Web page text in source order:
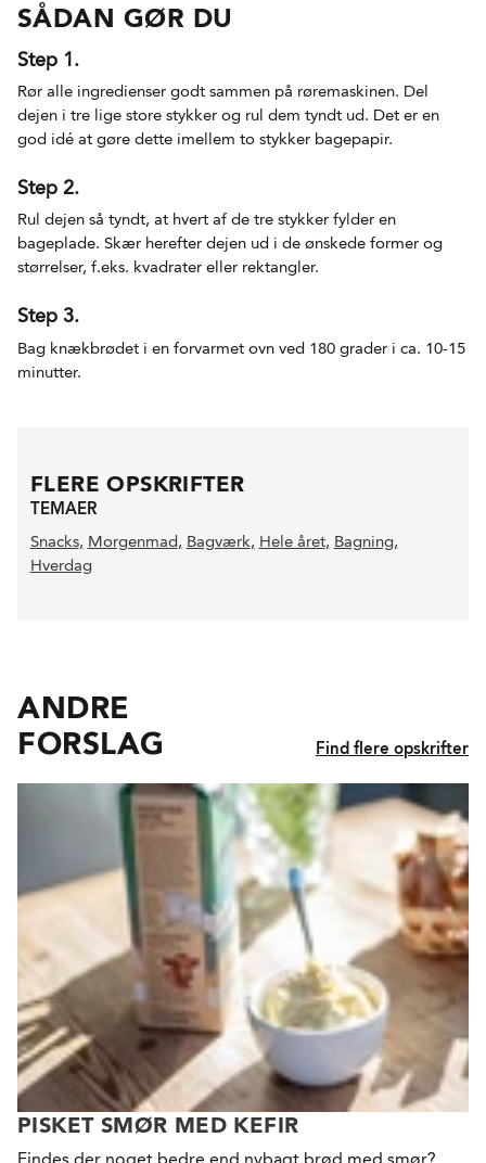
SÅDAN GØR DU
Step 1.
Rør alle ingredienser godt sammen på røremaskinen. Del
dejen i tre lige store stykker og rul dem tyndt ud. Det er en
god idé at gøre dette imellem to stykker bagepapir.
Step 2.
Rul dejen så tyndt, at hvert af de tre stykker fylder en
bageplade. Skær herefter dejen ud i de ønskede former og
størrelser, f.eks. kvadrater eller rektangler.
Step 3.
Bag knækbrødet i en forvarmet ovn ved 180 grader i ca. 10-15
minutter.
FLERE OPSKRIFTER
TEMAER
Snacks, Morgenmad, Bagværk, Hele året, Bagning,
Hverdag
ANDRE
FORSLAG
Find flere opskrifter
PISKET SMØR MED KEFIR
Findes der noget bedre end nybagt brød med smør?